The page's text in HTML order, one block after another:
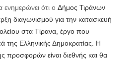
ότι ο Δήμος Τιράνων
διαγωνισμού για την κατασκευή
στα Τίρανα, έργο που
της Ελληνικής Δημοκρατίας. Η
προσφορών είναι διεθνής και θα